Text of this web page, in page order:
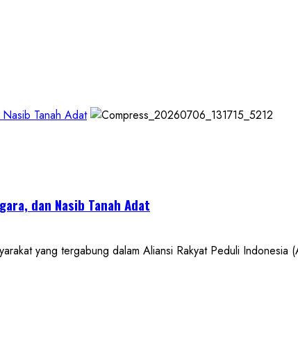
Tanah Adat
dan Nasib Tanah Adat
yang tergabung dalam Aliansi Rakyat Peduli Indonesia